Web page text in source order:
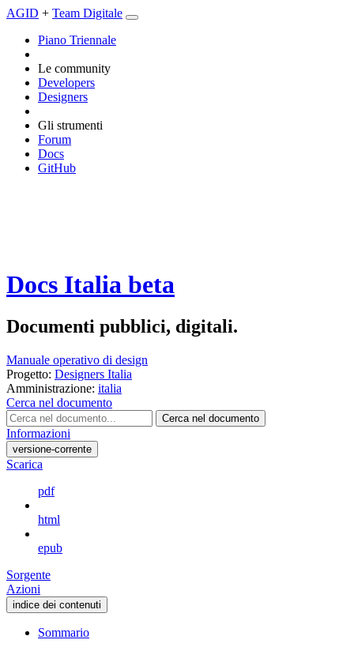
AGID + Team Digitale
Piano Triennale
Le community
Developers
Designers
Gli strumenti
Forum
Docs
GitHub
Docs Italia beta
Documenti pubblici, digitali.
Manuale operativo di design
Progetto: Designers Italia
Amministrazione: italia
Cerca nel documento
Cerca nel documento
Informazioni
versione-corrente
Scarica
pdf
html
epub
Sorgente
Azioni
indice dei contenuti
Sommario